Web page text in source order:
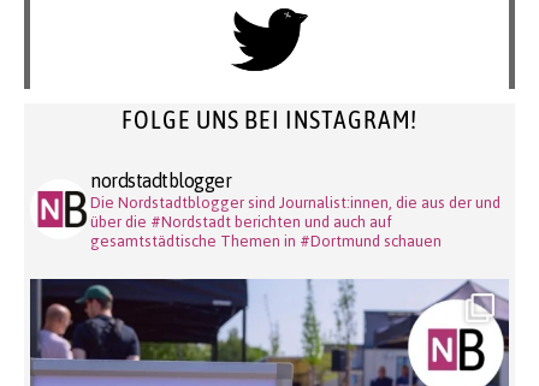
FOLGE UNS BEI INSTAGRAM!
nordstadtblogger
Die Nordstadtblogger sind Journalist:innen, die aus der und
über die #Nordstadt berichten und auch auf
gesamtstädtische Themen in #Dortmund schauen